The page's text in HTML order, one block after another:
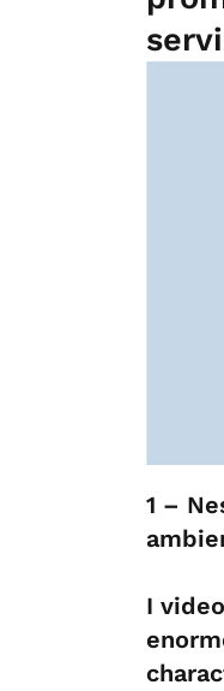
1 –
I